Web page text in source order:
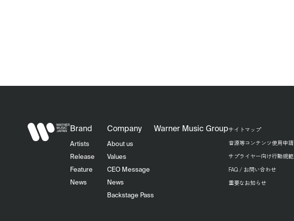
Brand
Artists
Release
Feature
News
Company
About us
Values
CEO Message
News
Backstage Pass
Warner Music Groupサイトマップ
音源等コンテンツ使用申請
サプライヤー向け行動規範
FAQ / お問い合わせ
重要なお知らせ